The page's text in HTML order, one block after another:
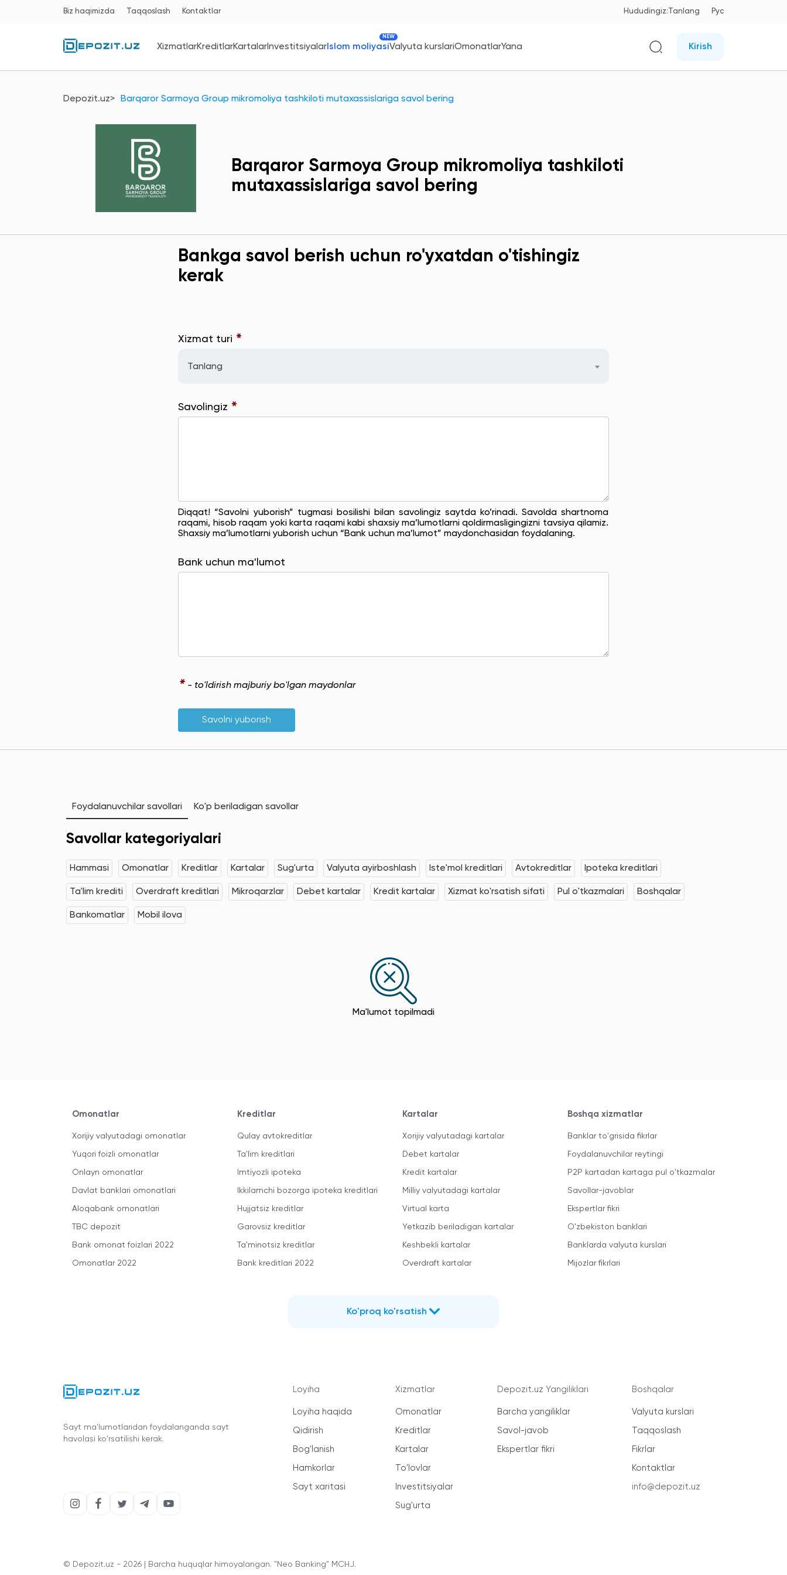
Biz haqimizda Taqqoslash Kontaktlar Hududingiz:Tanlang Рус
XizmatlarKreditlarKartalarInvestitsiyalarIslom moliyasi
NEW
Valyuta kurslariOmonatlarYana Kirish
Depozit.uz Barqaror Sarmoya Group mikromoliya tashkiloti mutaxassislariga savol bering
Barqaror Sarmoya Group mikromoliya tashkiloti
mutaxassislariga savol bering
Bankga savol berish uchun ro'yxatdan o'tishingiz
kerak
Xizmat turi *
Tanlang
Savolingiz *
Diqqat! “Savolni yuborish” tugmasi bosilishi bilan savolingiz saytda ko’rinadi. Savolda shartnoma
raqami, hisob raqam yoki karta raqami kabi shaxsiy ma’lumotlarni qoldirmasligingizni tavsiya qilamiz.
Shaxsiy ma’lumotlarni yuborish uchun “Bank uchun ma’lumot” maydonchasidan foydalaning.
Bank uchun ma'lumot
* - to'ldirish majburiy bo'lgan maydonlar
Savolni yuborish
Foydalanuvchilar savollari Ko'p beriladigan savollar
Savollar kategoriyalari
Hammasi Omonatlar Kreditlar Kartalar Sug'urta Valyuta ayirboshlash Iste'mol kreditlari Avtokreditlar Ipoteka kreditlari
Ta'lim krediti Overdraft kreditlari Mikroqarzlar Debet kartalar Kredit kartalar Xizmat ko'rsatish sifati Pul o'tkazmalari Boshqalar
Bankomatlar Mobil ilova
Ma'lumot topilmadi
Omonatlar
Xorijiy valyutadagi omonatlar
Yuqori foizli omonatlar
Onlayn omonatlar
Davlat banklari omonatlari
Aloqabank omonatlari
TBC depozit
Bank omonat foizlari 2022
Omonatlar 2022
Kreditlar
Qulay avtokreditlar
Ta'lim kreditlari
Imtiyozli ipoteka
Ikkilamchi bozorga ipoteka kreditlari
Hujjatsiz kreditlar
Garovsiz kreditlar
Ta'minotsiz kreditlar
Bank kreditlari 2022
Kartalar
Xorijiy valyutadagi kartalar
Debet kartalar
Kredit kartalar
Milliy valyutadagi kartalar
Virtual karta
Yetkazib beriladigan kartalar
Keshbekli kartalar
Overdraft kartalar
Boshqa xizmatlar
Banklar to'grisida fikrlar
Foydalanuvchilar reytingi
P2P kartadan kartaga pul o'tkazmalar
Savollar-javoblar
Ekspertlar fikri
O'zbekiston banklari
Banklarda valyuta kurslari
Mijozlar fikrlari
Ko'proq ko'rsatish
Sayt ma'lumotlaridan foydalanganda sayt
havolasi ko'rsatilishi kerak.
Loyiha
Loyiha haqida
Qidirish
Bog'lanish
Hamkorlar
Sayt xaritasi
Xizmatlar
Omonatlar
Kreditlar
Kartalar
To'lovlar
Investitsiyalar
Sug'urta
Depozit.uz Yangiliklari
Barcha yangiliklar
Savol-javob
Ekspertlar fikri
Boshqalar
Valyuta kurslari
Taqqoslash
Fikrlar
Kontaktlar
info@depozit.uz
© Depozit.uz - 2026 | Barcha huquqlar himoyalangan. "Neo Banking" MCHJ.